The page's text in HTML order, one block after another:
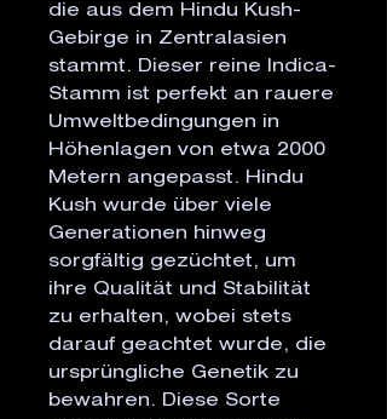
die aus dem Hindu Kush-
Gebirge in Zentralasien
stammt. Dieser reine Indica-
Stamm ist perfekt an rauere
Umweltbedingungen in
Höhenlagen von etwa 2000
Metern angepasst. Hindu
Kush wurde über viele
Generationen hinweg
sorgfältig gezüchtet, um
ihre Qualität und Stabilität
zu erhalten, wobei stets
darauf geachtet wurde, die
ursprüngliche Genetik zu
bewahren. Diese Sorte